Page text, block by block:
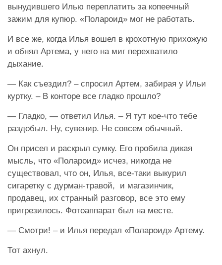
вынудившего Илью переплатить за копеечный
зажим для купюр. «Полароид» мог не работать.
И все же, когда Илья вошел в крохотную прихожую
и обнял Артема, у него на миг перехватило
дыхание.
— Как съездил? – спросил Артем, забирая у Ильи
куртку. – В конторе все гладко прошло?
— Гладко, — ответил Илья. – Я тут кое-что тебе
раздобыл. Ну, сувенир. Не совсем обычный.
Он присел и раскрыл сумку. Его пробила дикая
мысль, что «Полароид» исчез, никогда не
существовал, что он, Илья, все-таки выкурил
сигаретку с дурман-травой, и магазинчик,
продавец, их странный разговор, все это ему
пригрезилось. Фотоаппарат был на месте.
— Смотри! – и Илья передал «Полароид» Артему.
Тот ахнул.